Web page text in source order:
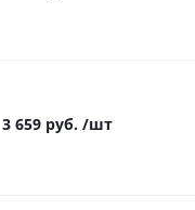
3 659 руб. /шт